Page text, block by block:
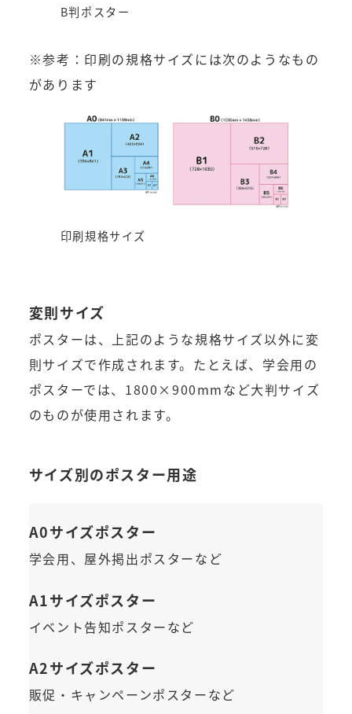
B判ポスター
※参考：印刷の規格サイズには次のようなもの
があります
印刷規格サイズ
変則サイズ
ポスターは、上記のような規格サイズ以外に変
則サイズで作成されます。たとえば、学会用の
ポスターでは、1800×900mmなど大判サイズ
のものが使用されます。
サイズ別のポスター用途
A0サイズポスター
学会用、屋外掲出ポスターなど
A1サイズポスター
イベント告知ポスターなど
A2サイズポスター
販促・キャンペーンポスターなど